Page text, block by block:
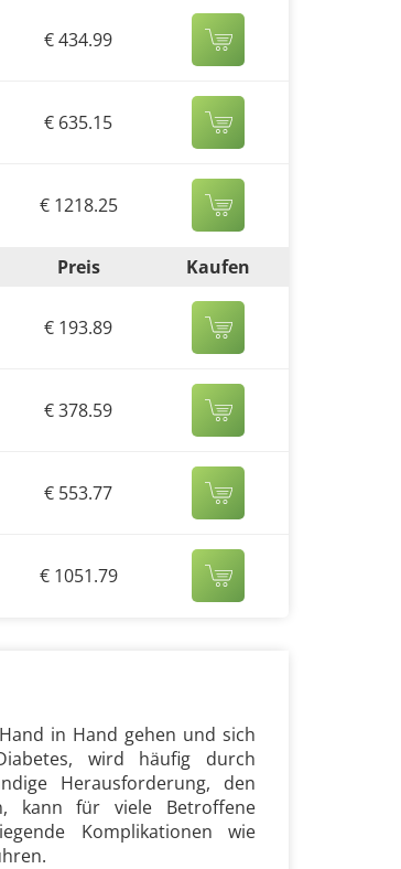
€ 434.99
€ 635.15
€ 1218.25
Preis Kaufen
€ 193.89
€ 378.59
€ 553.77
€ 1051.79
in Hand gehen und sich
wird häufig durch
Herausforderung, den
kann für viele Betroffene
Komplikationen wie